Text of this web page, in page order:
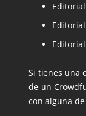
Si tienes una
de un
con alguna